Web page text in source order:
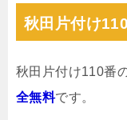
秋田片付け
秋田片付け110番
全無料です。